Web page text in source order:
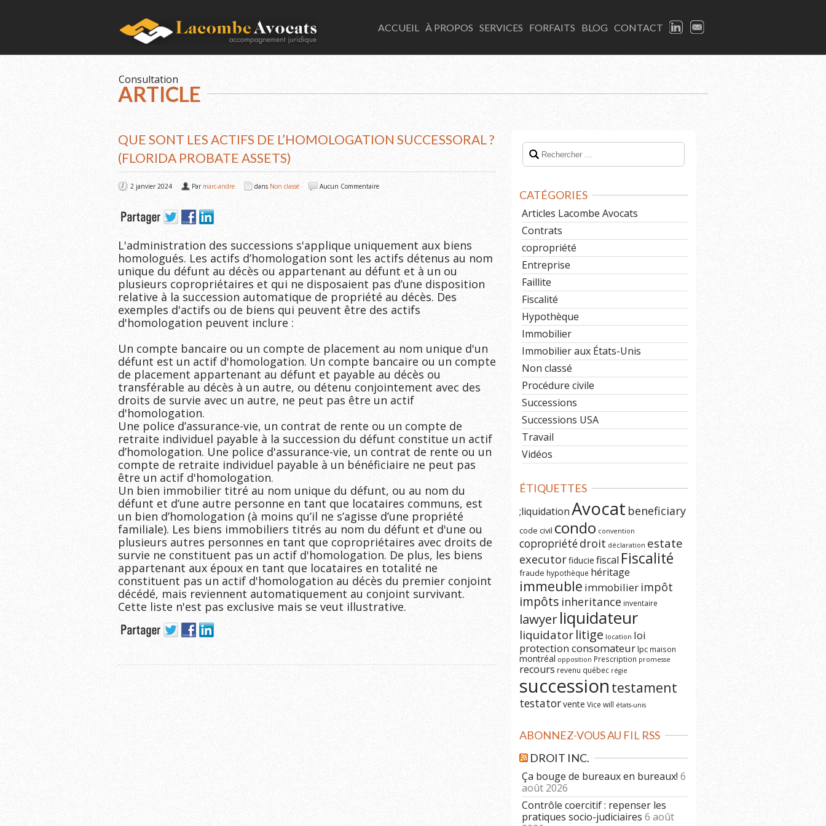
LACOMBE AVOCATS
ACCUEIL À PROPOS SERVICES FORFAITS BLOG CONTACT
LINKEDIN
Consultation
ARTICLE
QUE SONT LES ACTIFS DE L’HOMOLOGATION SUCCESSORAL ?
(FLORIDA PROBATE ASSETS)
2 janvier 2024 Par marc-andre dans Non classé Aucun Commentaire
L'administration des successions s'applique uniquement aux biens
homologués. Les actifs d’homologation sont les actifs détenus au nom
unique du défunt au décès ou appartenant au défunt et à un ou
plusieurs copropriétaires et qui ne disposaient pas d’une disposition
relative à la succession automatique de propriété au décès. Des
exemples d'actifs ou de biens qui peuvent être des actifs
d'homologation peuvent inclure :
Un compte bancaire ou un compte de placement au nom unique d'un
défunt est un actif d'homologation. Un compte bancaire ou un compte
de placement appartenant au défunt et payable au décès ou
transférable au décès à un autre, ou détenu conjointement avec des
droits de survie avec un autre, ne peut pas être un actif
d'homologation.
Une police d’assurance-vie, un contrat de rente ou un compte de
retraite individuel payable à la succession du défunt constitue un actif
d’homologation. Une police d'assurance-vie, un contrat de rente ou un
compte de retraite individuel payable à un bénéficiaire ne peut pas
être un actif d'homologation.
Un bien immobilier titré au nom unique du défunt, ou au nom du
défunt et d’une autre personne en tant que locataires communs, est
un bien d’homologation (à moins qu’il ne s’agisse d’une propriété
familiale). Les biens immobiliers titrés au nom du défunt et d'une ou
plusieurs autres personnes en tant que copropriétaires avec droits de
survie ne constituent pas un actif d'homologation. De plus, les biens
appartenant aux époux en tant que locataires en totalité ne
constituent pas un actif d'homologation au décès du premier conjoint
décédé, mais reviennent automatiquement au conjoint survivant.
Cette liste n'est pas exclusive mais se veut illustrative.
CATÉGORIES
Articles Lacombe Avocats
Contrats
copropriété
Entreprise
Faillite
Fiscalité
Hypothèque
Immobilier
Immobilier aux États-Unis
Non classé
Procédure civile
Successions
Successions USA
Travail
Vidéos
ÉTIQUETTES
;liquidationAvocat beneficiary
code civil condo convention
copropriétédroit déclaration estate
executorfiducie fiscal Fiscalité
fraude hypothèque héritage
immeuble immobilier impôt
impôts inheritance inventaire
lawyerliquidateur
liquidatorlitige location loi
protection consomateurlpc maison
montréal opposition Prescription promesse
recours revenu québec régie
succession testament
testatorvente Vice will états-unis
ABONNEZ-VOUS AU FIL RSS
DROIT INC.
Ça bouge de bureaux en bureaux! 6
août 2026
Contrôle coercitif : repenser les
pratiques socio-judiciaires 6 août